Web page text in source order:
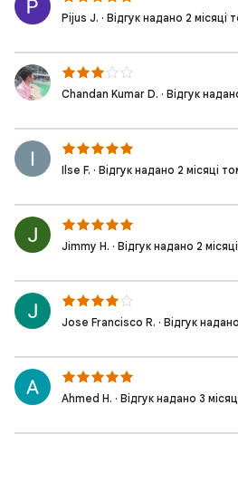
Pijus J. · Відгук надано 2 місяці
Chandan Kumar D. · Відгук
Ilse F. · Відгук надано 2 місяці
Jimmy H. · Відгук надано 2
Jose Francisco R. · Відгук
Ahmed H. · Відгук надано 3